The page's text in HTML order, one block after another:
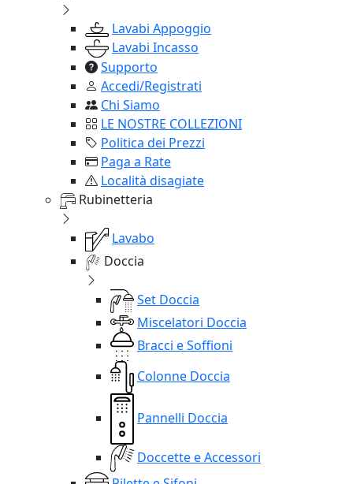
Lavabi Appoggio
Lavabi Incasso
Supporto
Accedi/Registrati
Chi Siamo
LE NOSTRE COLLEZIONI
Politica dei Prezzi
Paga a Rate
Località disagiate
Rubinetteria
Lavabo
Doccia
Set Doccia
Miscelatori Doccia
Bracci e Soffioni
Colonne Doccia
Pannelli Doccia
Doccette e Accessori